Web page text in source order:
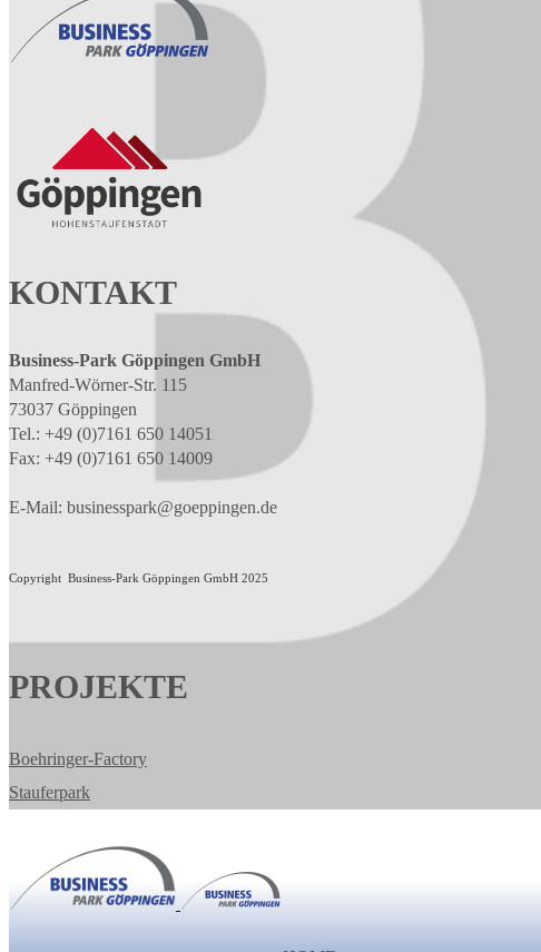
KONTAKT
Business-Park Göppingen GmbH
Manfred-Wörner-Str. 115
73037 Göppingen
Tel.: +49 (0)7161 650 14051
Fax: +49 (0)7161 650 14009
E-Mail: businesspark@goeppingen.de
Copyright Business-Park Göppingen GmbH 2025
PROJEKTE
Boehringer-Factory
Stauferpark